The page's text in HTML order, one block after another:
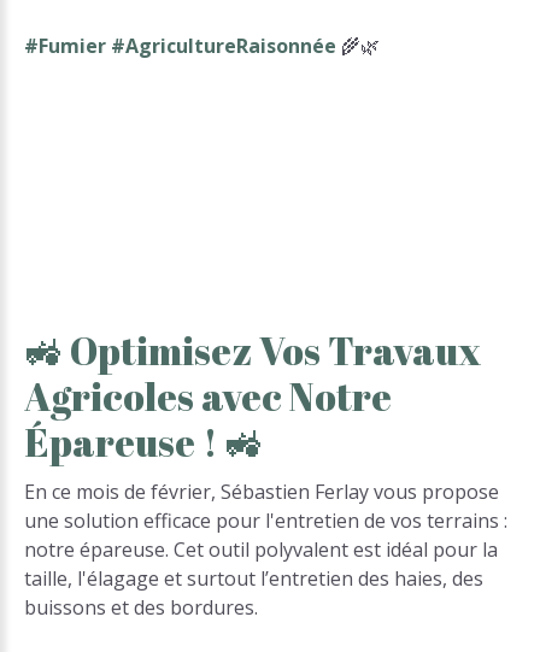
#Fumier #AgricultureRaisonnée 🌾🌿
🚜 OptimisezVosTravaux
AgricolesavecNotre
Épareuse ! 🚜
En ce mois de février, Sébastien Ferlay vous propose
une solution efficace pour l'entretien de vos terrains :
notre épareuse. Cet outil polyvalent est idéal pour la
taille, l'élagage et surtout l’entretien des haies, des
buissons et des bordures.